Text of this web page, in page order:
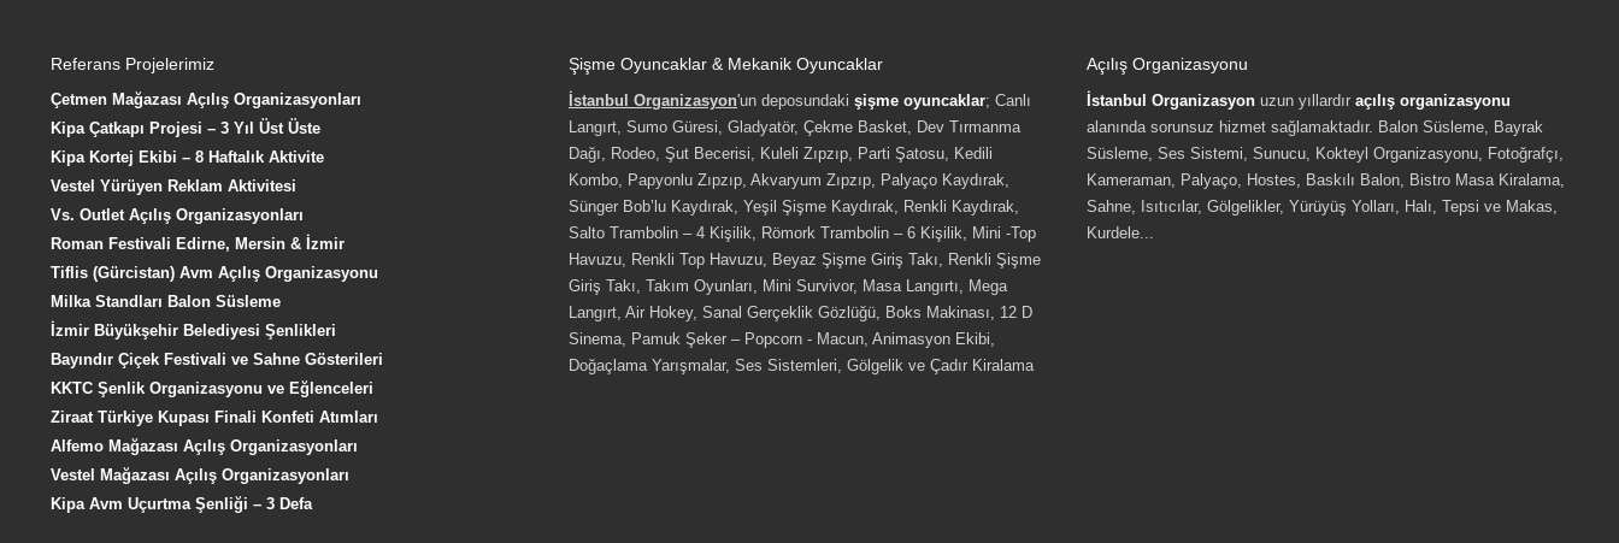
Referans Projelerimiz
Çetmen Mağazası Açılış Organizasyonları
Kipa Çatkapı Projesi – 3 Yıl Üst Üste
Kipa Kortej Ekibi – 8 Haftalık Aktivite
Vestel Yürüyen Reklam Aktivitesi
Vs. Outlet Açılış Organizasyonları
Roman Festivali Edirne, Mersin & İzmir
Tiflis (Gürcistan) Avm Açılış Organizasyonu
Milka Standları Balon Süsleme
İzmir Büyükşehir Belediyesi Şenlikleri
Bayındır Çiçek Festivali ve Sahne Gösterileri
KKTC Şenlik Organizasyonu ve Eğlenceleri
Ziraat Türkiye Kupası Finali Konfeti Atımları
Alfemo Mağazası Açılış Organizasyonları
Vestel Mağazası Açılış Organizasyonları
Kipa Avm Uçurtma Şenliği – 3 Defa
Şişme Oyuncaklar & Mekanik Oyuncaklar
İstanbul Organizasyon'un deposundaki şişme oyuncaklar; Canlı
Langırt, Sumo Güresi, Gladyatör, Çekme Basket, Dev Tırmanma
Dağı, Rodeo, Şut Becerisi, Kuleli Zıpzıp, Parti Şatosu, Kedili
Kombo, Papyonlu Zıpzıp, Akvaryum Zıpzıp, Palyaço Kaydırak,
Sünger Bob’lu Kaydırak, Yeşil Şişme Kaydırak, Renkli Kaydırak,
Salto Trambolin – 4 Kişilik, Römork Trambolin – 6 Kişilik, Mini -Top
Havuzu, Renkli Top Havuzu, Beyaz Şişme Giriş Takı, Renkli Şişme
Giriş Takı, Takım Oyunları, Mini Survivor, Masa Langırtı, Mega
Langırt, Air Hokey, Sanal Gerçeklik Gözlüğü, Boks Makinası, 12 D
Sinema, Pamuk Şeker – Popcorn - Macun, Animasyon Ekibi,
Doğaçlama Yarışmalar, Ses Sistemleri, Gölgelik ve Çadır Kiralama
Açılış Organizasyonu
İstanbul Organizasyon uzun yıllardır açılış organizasyonu
alanında sorunsuz hizmet sağlamaktadır. Balon Süsleme, Bayrak
Süsleme, Ses Sistemi, Sunucu, Kokteyl Organizasyonu, Fotoğrafçı,
Kameraman, Palyaço, Hostes, Baskılı Balon, Bistro Masa Kiralama,
Sahne, Isıtıcılar, Gölgelikler, Yürüyüş Yolları, Halı, Tepsi ve Makas,
Kurdele...